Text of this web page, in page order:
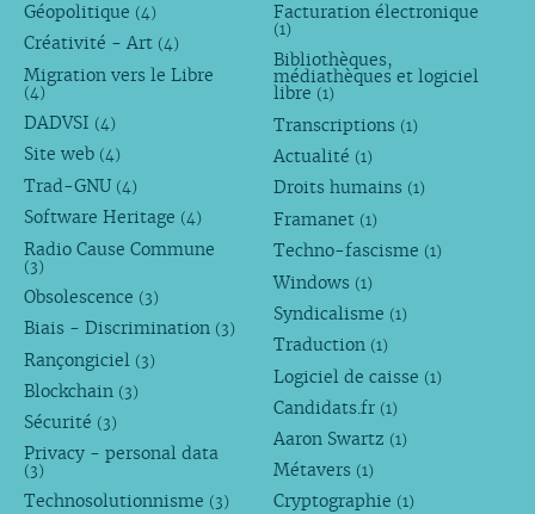
Géopolitique (4)
Créativité - Art (4)
Migration vers le Libre
(4)
DADVSI (4)
Site web (4)
Trad-GNU (4)
Software Heritage (4)
Radio Cause Commune
(3)
Obsolescence (3)
Biais - Discrimination (3)
Rançongiciel (3)
Blockchain (3)
Sécurité (3)
Privacy - personal data
(3)
Technosolutionnisme (3)
Facturation électronique
(1)
Bibliothèques,
médiathèques et logiciel
libre (1)
Transcriptions (1)
Actualité (1)
Droits humains (1)
Framanet (1)
Techno-fascisme (1)
Windows (1)
Syndicalisme (1)
Traduction (1)
Logiciel de caisse (1)
Candidats.fr (1)
Aaron Swartz (1)
Métavers (1)
Cryptographie (1)